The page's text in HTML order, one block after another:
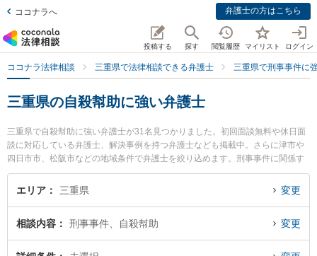
ココナラへ 弁護士の方はこちら
投稿する 探す 閲覧履歴 マイリスト ログイン
ココナラ法律相談 三重県で法律相談できる弁護士 三重県で刑事事件に
三重県の自殺幇助に強い弁護士
三重県で自殺幇助に強い弁護士が31名見つかりました。初回面談無料や休日面
談に対応している弁護士、解決事例を持つ弁護士なども掲載中。さらに津市や
四日市市、松阪市などの地域条件で弁護士を絞り込めます。刑事事件に関係す
る加害者側や少年事件、再犯・前科あり等の細かな分野での絞り込み検索もで
き便利です。特にベリーベスト法律事務所 四日市オフィスの姜 成真弁護士やプ
日や夜間に発生した自殺幇助のトラブルを今すぐに弁護士に相談したい』『自
殺幇助のトラブル解決の実績豊富な近くの弁護士を検索したい』『初回相談無
料で自殺幇助を法律相談できる三重県内の弁護士に相談予約したい』などでお
エリア 三重県 変更
相談内容 刑事事件、自殺幇助 変更